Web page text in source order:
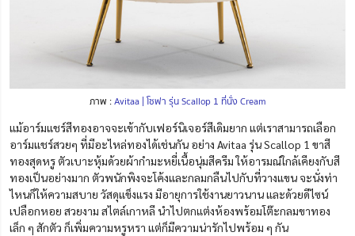
ภาพ :Avitaa | โซฟา รุ่น Scallop 1 ที่นั่ง Cream
แม้อาร์มแชร์สีทองอาจจะเข้ากับเฟอร์นิเจอร์สีเดิมยาก แต่เราสามารถเลือก
อาร์มแชร์สวยๆ ที่มีอะไหล่ทองได้เช่นกัน อย่าง Avitaa รุ่น Scallop 1 ขาสี
ทองสุดหรู ตัวเบาะหุ้มด้วยผ้ากำมะหยี่เนื้อนุ่มสีครีม ให้อารมณ์ใกล้เคียงกับสี
ทองเป็นอย่างมาก ตัวพนักพิงจะโค้งและกลมกลืนไปกับที่วางแขน จะนั่งท่า
ไหนก็ให้ความสบาย วัสดุแข็งแรง มีอายุการใช้งานยาวนาน และด้วยดีไซน์
เปลือกหอย สวยงาม สไตล์เกาหลี นำไปตกแต่งห้องพร้อมโต๊ะกลมขาทอง
เล็ก ๆ สักตัว ก็เพิ่มความหรูหรา แต่ก็มีความน่ารักไปพร้อม ๆ กัน